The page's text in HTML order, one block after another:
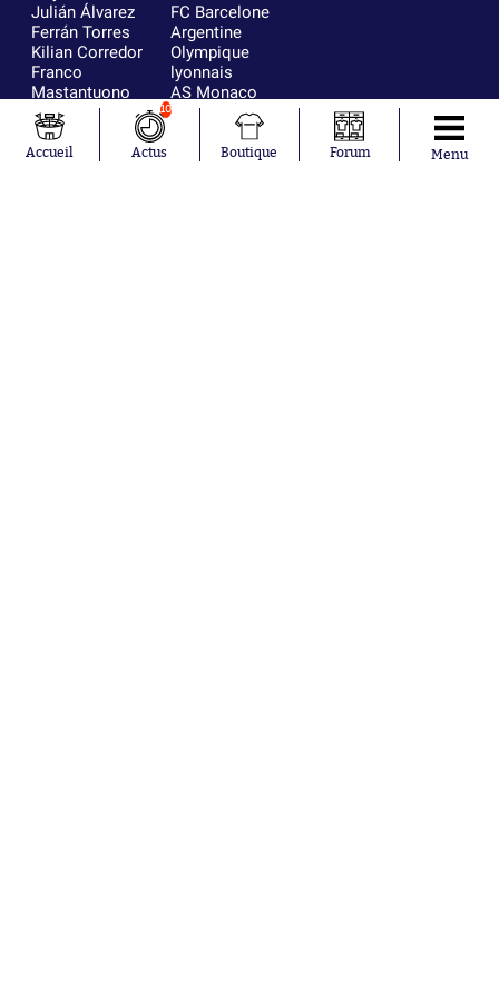
Julián Álvarez
Ferrán Torres
Kilian Corredor
Franco
Mastantuono
Orel Mangala
Rio Mavuba
FC Barcelone
Argentine
Olympique
lyonnais
AS Monaco
RC Strasbourg
Trabzonspor
Accueil
10
Actus Boutique Forum Menu